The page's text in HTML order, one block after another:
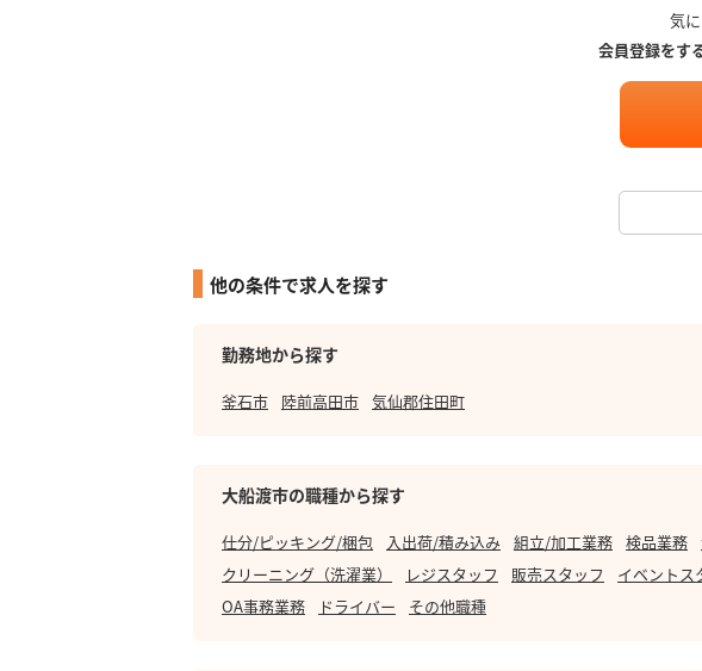
気
会員登録をす
他の条件で求人を探す
勤務地から探す
釜石市 陸前高田市 気仙郡住田町
大船渡市の職種から探す
仕分/ピッキング/梱包 入出荷/積み込み 組立/加工業務 検品業務
クリーニング（洗濯業）
レジスタッフ 販売スタッフ イベントス
OA事務業務
ドライバー その他職種